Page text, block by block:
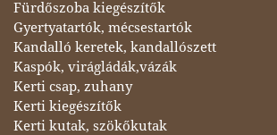
Fürdőszoba kiegészítők
Gyertyatartók, mécsestartók
Kandalló keretek, kandallószett
Kaspók, virágládák,vázák
Kerti csap, zuhany
Kerti kiegészítők
Kerti kutak, szökőkutak